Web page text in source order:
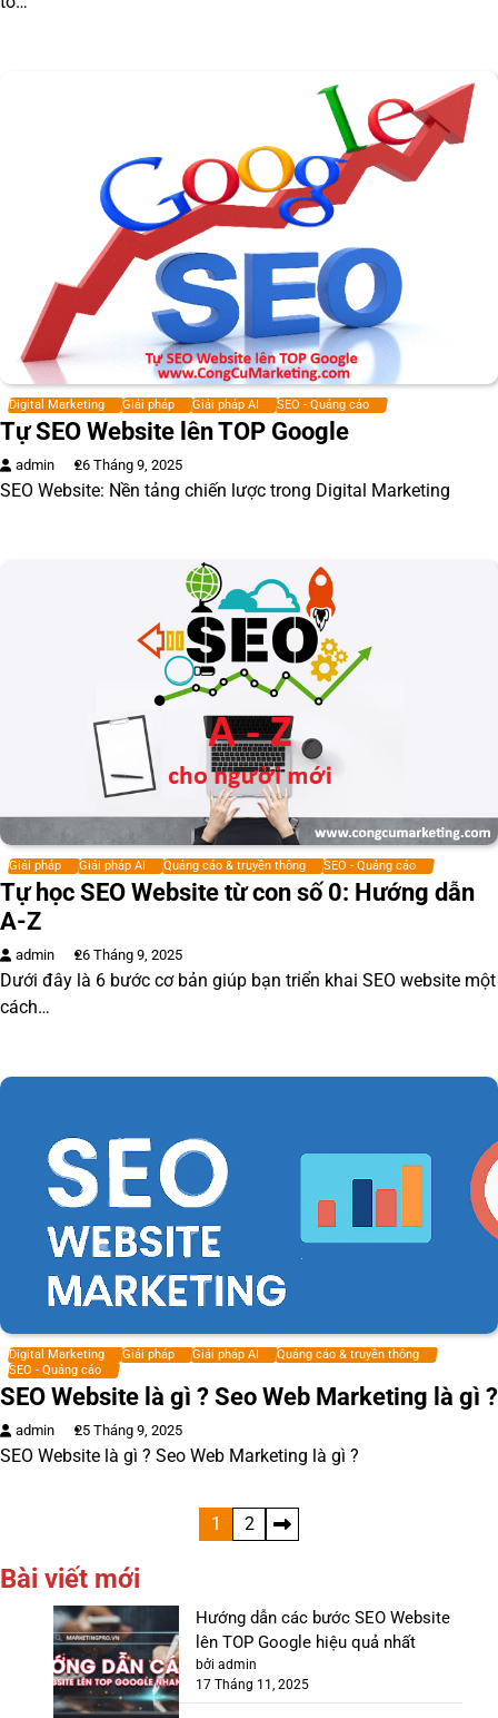
Digital Marketing Giải pháp Giải pháp AI SEO - Quảng cáo
Tự SEO Website lên TOP Google
admin 26 Tháng 9, 2025
SEO Website: Nền tảng chiến lược trong Digital Marketing
Giải pháp Giải pháp AI Quảng cáo & truyền thông SEO - Quảng cáo
Tự học SEO Website từ con số 0: Hướng dẫn
A-Z
admin 26 Tháng 9, 2025
Dưới đây là 6 bước cơ bản giúp bạn triển khai SEO website một
cách…
Digital Marketing Giải pháp Giải pháp AI
Quảng cáo & truyền thông
SEO - Quảng cáo
SEO Website là gì ? Seo Web Marketing là gì ?
admin 25 Tháng 9, 2025
SEO Website là gì ? Seo Web Marketing là gì ?
trang
1 2
Bài viết mới
Hướng dẫn các bước SEO Website
lên TOP Google hiệu quả nhất
bởi admin
17 Tháng 11, 2025